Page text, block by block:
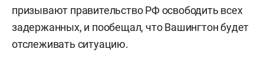
призывают правительство РФ освободить всех
задержанных, и пообещал, что Вашингтон будет
отслеживать ситуацию.